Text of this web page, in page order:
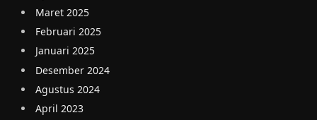
Maret 2025
Februari 2025
Januari 2025
Desember 2024
Agustus 2024
April 2023